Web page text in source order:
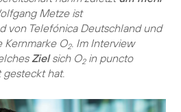
Metze ist
von Telefónica Deutschland und
Kernmarke O2. Im Interview
Zielsich O2in puncto
hat.